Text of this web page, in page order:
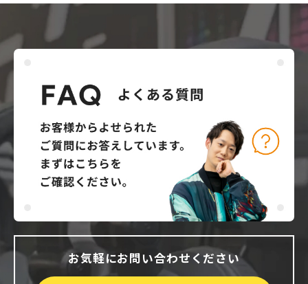
お気軽にお問い合わせください